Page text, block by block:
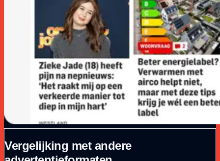
Vergelijking met andere